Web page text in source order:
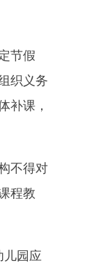
他
训
程
学
即